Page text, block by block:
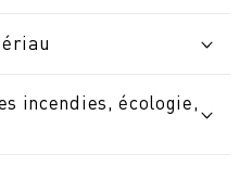
incendies, écologie,